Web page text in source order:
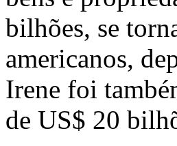
bilhões, se
americanos,
Irene foi
de US$ 20